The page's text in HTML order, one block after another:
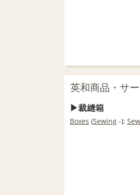
英和商品・サ
裁縫箱
Boxes (Sewing -);